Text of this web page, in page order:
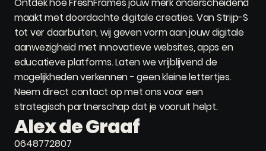
maakt met doordachte digitale creaties. Van Strijp-S
tot ver daarbuiten, wij geven vorm aan jouw digitale
aanwezigheid met innovatieve websites, apps en
educatieve platforms. Laten we vrijblijvend de
mogelijkheden verkennen - geen kleine lettertjes.
Neem direct contact op met ons voor een
strategisch partnerschap dat je vooruit helpt.
Alex de Graaf
0648772807